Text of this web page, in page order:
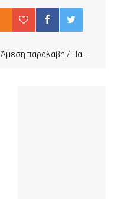
Άμεση παραλαβή / Παράδοση 1-3 εργασιμες